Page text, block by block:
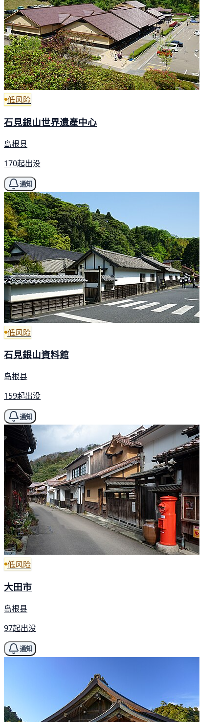
低风险
石見銀山世界遺產中心
岛根县
170起出没
通知
低风险
石見銀山資料館
岛根县
159起出没
通知
低风险
大田市
岛根县
97起出没
通知